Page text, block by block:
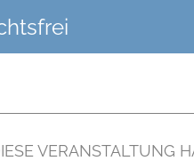
VERANSTALTUNG